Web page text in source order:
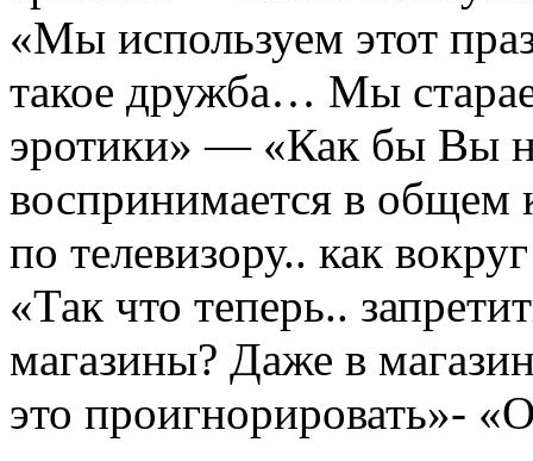
«Мы используем этот
такое дружба… Мы
эротики» — «Как бы Вы
воспринимается в общем
по телевизору.. как
«Так что теперь..
магазины? Даже в
это проигнорировать»-